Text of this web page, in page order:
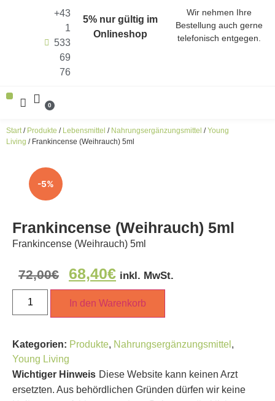
5% nur gültig im
Onlineshop
Wir nehmen Ihre
Bestellung auch gerne
telefonisch entgegen.
+43
1
533
69
76
0
Start/ Produkte / Lebensmittel / Nahrungsergänzungsmittel /Young
Living / Frankincense (Weihrauch) 5ml
-5%
Frankincense (Weihrauch) 5ml
Frankincense (Weihrauch) 5ml
72,00€ 68,40€ inkl. MwSt.
In den Warenkorb
Kategorien: Produkte, Nahrungsergänzungsmittel ,
Young Living
Wichtiger Hinweis Diese Website kann keinen Arzt
ersetzten. Aus behördlichen Gründen dürfen wir keine